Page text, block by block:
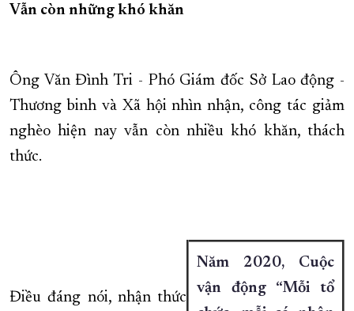
Vẫn còn những khó khăn
Ông Văn Đình Tri - Phó Giám đốc Sở Lao động -
Thương binh và Xã hội nhìn nhận, công tác giảm
nghèo hiện nay vẫn còn nhiều khó khăn, thách
thức.
Năm 2020, Cuộc
vận động “Mỗi tổ
Điều đáng nói, nhận thức